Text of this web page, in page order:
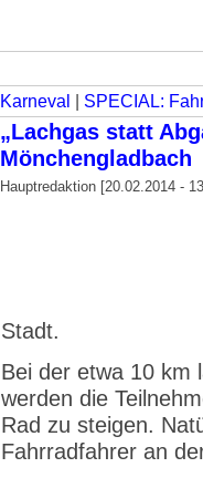
Karneval SPECIAL:
„Lachgas statt
Mönchengladbach
Hauptredaktion [20.02.2014 -
Stadt.
Bei der etwa 10 km
werden die
Rad zu steigen.
Fahrradfahrer an